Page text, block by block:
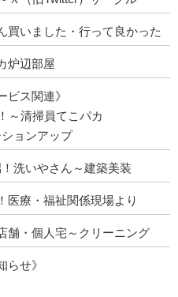
いました・行って良かった
炉辺部屋
ビス関連》
～清掃員てこパカ
ョンアップ
洗いやさん～建築美装
療・福祉関係現場より
・個人宅～クリーニング
らせ》